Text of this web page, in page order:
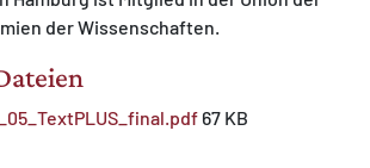
der Wissenschaften.
67 KB